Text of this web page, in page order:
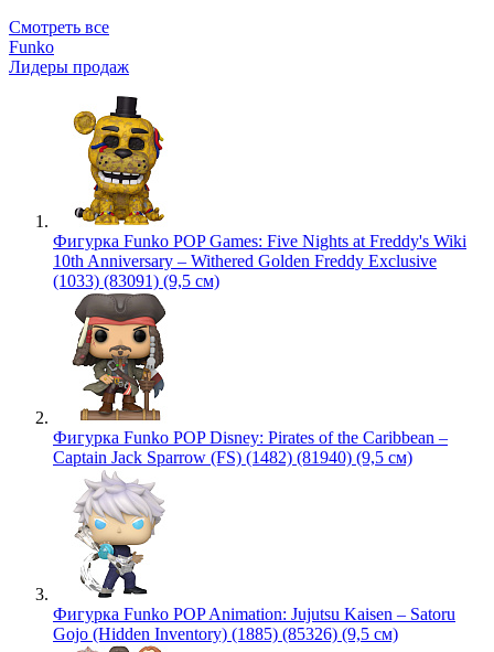
Смотреть все
Funko
Лидеры продаж
Фигурка Funko POP Games: Five Nights at Freddy's Wiki
10th Anniversary – Withered Golden Freddy Exclusive
(1033) (83091) (9,5 см)
Фигурка Funko POP Disney: Pirates of the Caribbean –
Captain Jack Sparrow (FS) (1482) (81940) (9,5 см)
Фигурка Funko POP Animation: Jujutsu Kaisen – Satoru
Gojo (Hidden Inventory) (1885) (85326) (9,5 см)